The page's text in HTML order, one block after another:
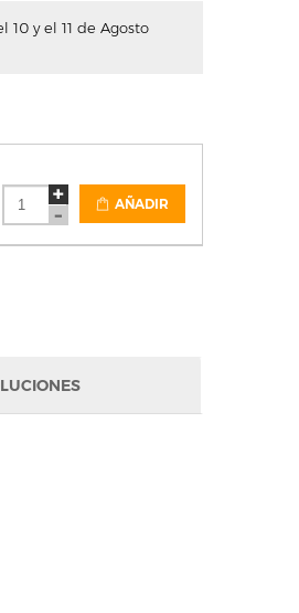
y el 11 de Agosto
AÑADIR